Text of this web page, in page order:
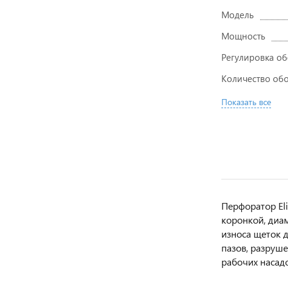
Модель
Мощность
Регулировка
Количество
Показать все
Перфоратор
коронкой,
износа щеток
пазов,
рабочих